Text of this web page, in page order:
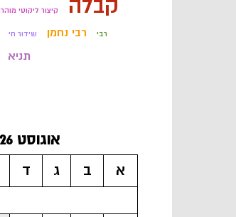
קיצור ליקוטי
רבי רבי נחמן שידור חי
תניא
אוגוסט 2026
א
ב ג ד